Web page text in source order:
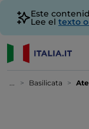
Este
Lee el texto
... Basilicata